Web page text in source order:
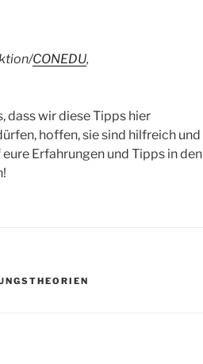
CONEDU,
dass wir diese Tipps hier
hoffen, sie sind hilfreich und
Erfahrungen und Tipps in den